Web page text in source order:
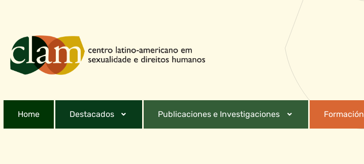
Home Destacados Publicaciones e Investigaciones Formación